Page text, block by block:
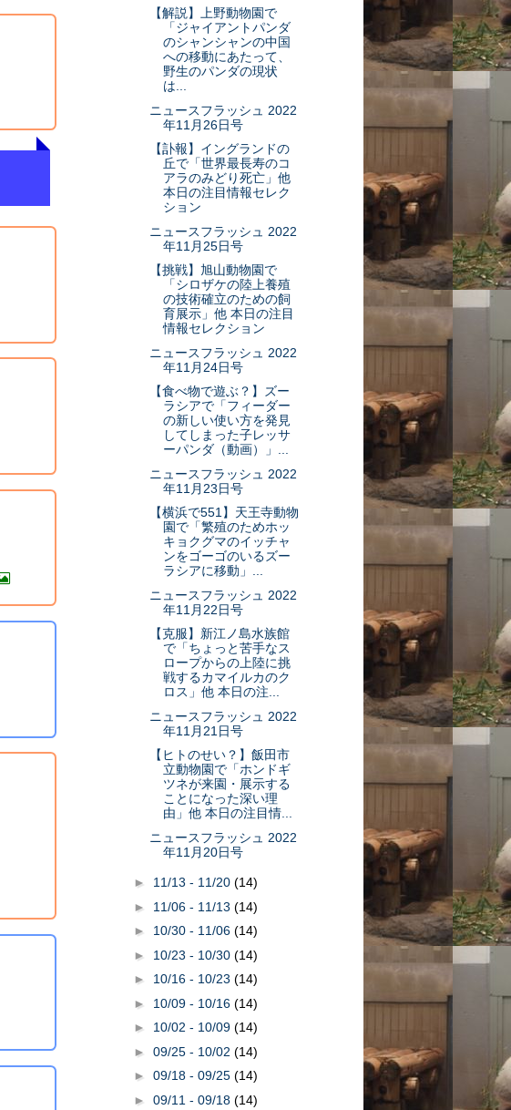
【解説】上野動物園で
「ジャイアントパンダ
のシャンシャンの中国
への移動にあたって、
野生のパンダの現状
は...
ニュースフラッシュ 2022
年11月26日号
【訃報】イングランドの
丘で「世界最長寿のコ
アラのみどり死亡」他
本日の注目情報セレク
ション
ニュースフラッシュ 2022
年11月25日号
【挑戦】旭山動物園で
「シロザケの陸上養殖
の技術確立のための飼
育展示」他 本日の注目
情報セレクション
ニュースフラッシュ 2022
年11月24日号
【食べ物で遊ぶ？】ズー
ラシアで「フィーダー
の新しい使い方を発見
してしまった子レッサ
ーパンダ（動画）」...
ニュースフラッシュ 2022
年11月23日号
【横浜で551】天王寺動物
園で「繁殖のためホッ
キョクグマのイッチャ
ンをゴーゴのいるズー
ラシアに移動」...
ニュースフラッシュ 2022
年11月22日号
【克服】新江ノ島水族館
で「ちょっと苦手なス
ロープからの上陸に挑
戦するカマイルカのク
ロス」他 本日の注...
ニュースフラッシュ 2022
年11月21日号
【ヒトのせい？】飯田市
立動物園で「ホンドギ
ツネが来園・展示する
ことになった深い理
由」他 本日の注目情...
ニュースフラッシュ 2022
年11月20日号
► 11/13 - 11/20 (14)
► 11/06 - 11/13 (14)
► 10/30 - 11/06 (14)
► 10/23 - 10/30 (14)
► 10/16 - 10/23 (14)
► 10/09 - 10/16 (14)
► 10/02 - 10/09 (14)
► 09/25 - 10/02 (14)
► 09/18 - 09/25 (14)
► 09/11 - 09/18 (14)